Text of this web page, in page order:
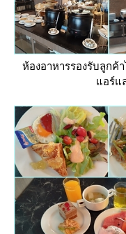
ห้องอาหารรองรับลูกค้
อร์แล